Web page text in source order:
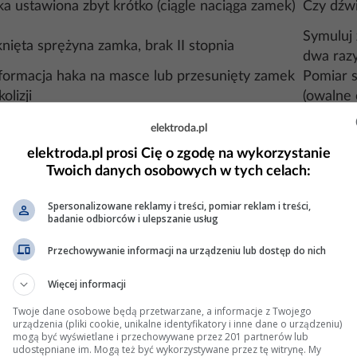
ustawiona zbyt krótko (ciągle naciąga zamek) Czy
sprężyna zamka, brak II stopnia
Symuluj
dwa
haka na masce lub przesunięty zamek
Pomiar
(owalne
dostęp do zamka.
+ sprężone powietrze).
Jeśli korozja / pęknięcia – wymiana.
powrót dźwigni. W razie wątpliwości wymień
na hak maski.
tak, aby maska domykała się z umiarkowanym
maska nie prężyła zamka w górę.
km/h – kontrola luzu i sygnalizacji maski (jeśli
elektroda.pl
elektroda.pl prosi Cię o zgodę na wykorzystanie
Twoich danych osobowych w tych celach:
Spersonalizowane reklamy i treści, pomiar reklam i treści,
badanie odbiorców i ulepszanie usług
Przechowywanie informacji na urządzeniu lub dostęp do nich
Więcej informacji
Twoje dane osobowe będą przetwarzane, a informacje z Twojego
urządzenia (pliki cookie, unikalne identyfikatory i inne dane o urządzeniu)
mogą być wyświetlane i przechowywane przez 201 partnerów lub
udostępniane im. Mogą też być wykorzystywane przez tę witrynę. My